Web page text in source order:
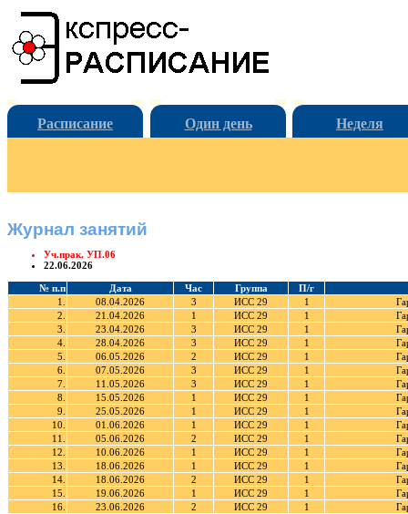
Расписание Один день Неделя
Журнал занятий
Уч.прак. УП.06
22.06.2026
№ п.п Дата Час Группа
П/г
1.
08.04.2026 3 ИСС 29 1
2.
21.04.2026 1 ИСС 29 1
3.
23.04.2026 3 ИСС 29 1
4.
28.04.2026 3 ИСС 29 1
5.
06.05.2026 2 ИСС 29 1
6.
07.05.2026 3 ИСС 29 1
7.
11.05.2026 3 ИСС 29 1
8.
15.05.2026 1 ИСС 29 1
9.
25.05.2026 1 ИСС 29 1
10.
01.06.2026 1 ИСС 29 1
11.
05.06.2026 2 ИСС 29 1
12.
10.06.2026 1 ИСС 29 1
13.
18.06.2026 1 ИСС 29 1
14.
18.06.2026 2 ИСС 29 1
15.
19.06.2026 1 ИСС 29 1
16.
23.06.2026 2 ИСС 29 1